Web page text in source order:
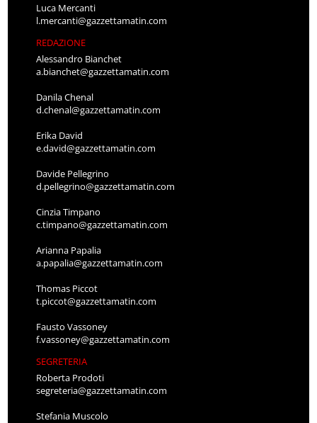
Luca Mercanti
l.mercanti@gazzettamatin.com
REDAZIONE
Alessandro Bianchet
a.bianchet@gazzettamatin.com
Danila Chenal
d.chenal@gazzettamatin.com
Erika David
e.david@gazzettamatin.com
Davide Pellegrino
d.pellegrino@gazzettamatin.com
Cinzia Timpano
c.timpano@gazzettamatin.com
Arianna Papalia
a.papalia@gazzettamatin.com
Thomas Piccot
t.piccot@gazzettamatin.com
Fausto Vassoney
f.vassoney@gazzettamatin.com
SEGRETERIA
Roberta Prodoti
segreteria@gazzettamatin.com
Stefania Muscolo